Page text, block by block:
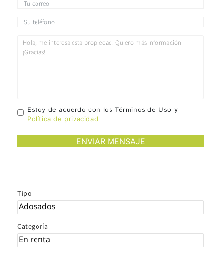
Estoy de acuerdo con los Términos de Uso y
Política de privacidad
Tipo
Categoría